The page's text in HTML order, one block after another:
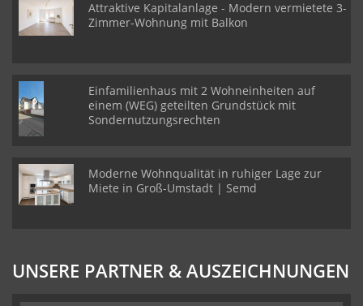
Attraktive Kapitalanlage - Modern vermietete 3-
Zimmer-Wohnung mit Balkon
Einfamilienhaus mit 2 Wohneinheiten auf
einem (WEG) geteilten Grundstück mit
Sondernutzungsrechten
Moderne Wohnqualität in ruhiger Lage zur
Miete in Groß-Umstadt | Semd
UNSERE PARTNER & AUSZEICHNUNGEN